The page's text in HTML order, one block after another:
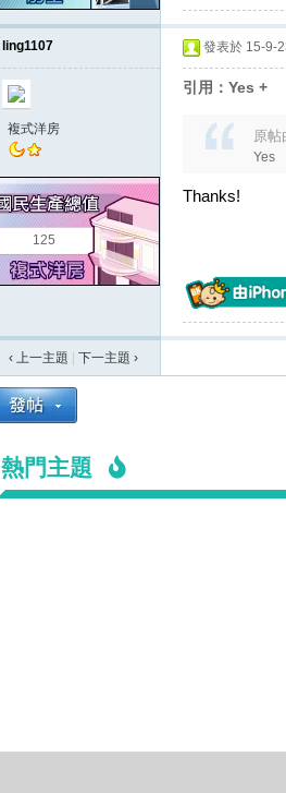
ling1107
複式洋房
125
發表於 15-9-
引用：Yes +
原
Yes
Thanks!
‹ 上一主題 下一主題 ›
熱門主題